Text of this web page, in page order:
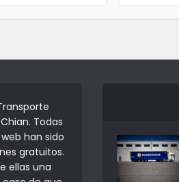
Todas
han sido
gratuitos.
ellas una